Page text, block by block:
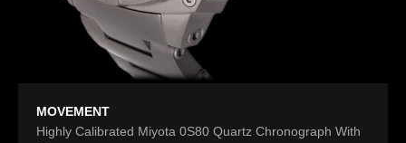
MOVEMENT
Highly Calibrated Miyota 0S80 Quartz Chronograph With